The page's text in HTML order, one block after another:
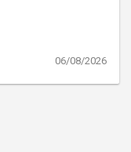
06/08/2026